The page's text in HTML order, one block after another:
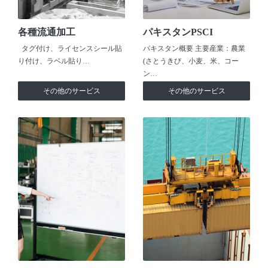
各種流通加工
タグ付け、ライセンスシール貼
り付け、ラベル貼り…
その他のサービス
パキスタンPSCI
パキスタン概要 主要産業：農業
(さとうきび、小麦、米、コー
ン…
その他のサービス